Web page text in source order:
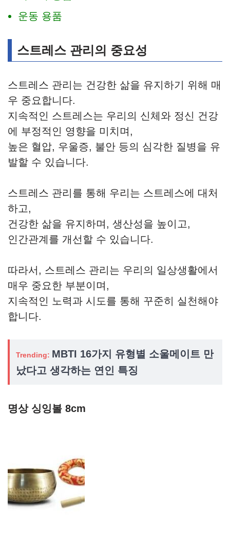
운동 용품
스트레스 관리의 중요성
스트레스 관리는 건강한 삶을 유지하기 위해 매
우 중요합니다.
지속적인 스트레스는 우리의 신체와 정신 건강
에 부정적인 영향을 미치며,
높은 혈압, 우울증, 불안 등의 심각한 질병을 유
발할 수 있습니다.
스트레스 관리를 통해 우리는 스트레스에 대처
하고,
건강한 삶을 유지하며, 생산성을 높이고,
인간관계를 개선할 수 있습니다.
따라서, 스트레스 관리는 우리의 일상생활에서
매우 중요한 부분이며,
지속적인 노력과 시도를 통해 꾸준히 실천해야
합니다.
Trending: MBTI 16가지 유형별 소울메이트 만
났다고 생각하는 연인 특징
명상 싱잉볼 8cm